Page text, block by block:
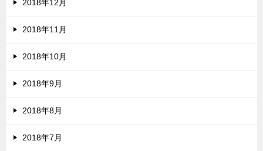
2018年12月
2018年11月
2018年10月
2018年9月
2018年8月
2018年7月